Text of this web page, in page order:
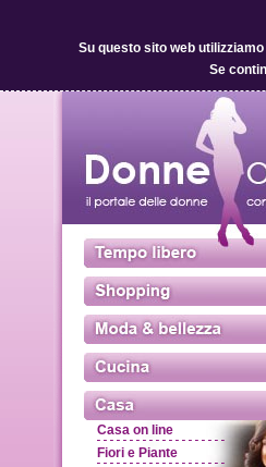
Su questo sito web
Se
Casa on line
Fiori e Piante